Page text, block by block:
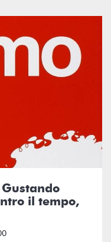
Gustando
il tempo,